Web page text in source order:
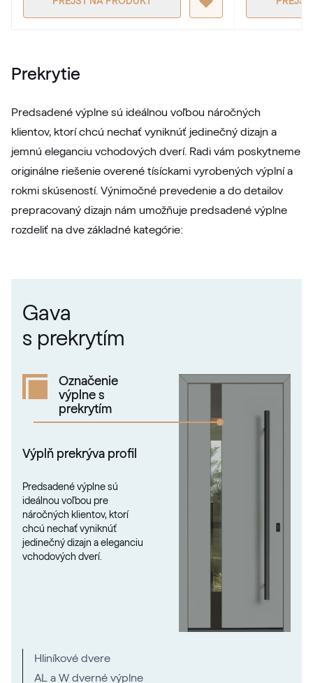
Prekrytie
Predsadené výplne sú ideálnou voľbou náročných
klientov, ktorí chcú nechať vyniknúť jedinečný dizajn a
jemnú eleganciu vchodových dverí. Radi vám poskytneme
originálne riešenie overené tísíckami vyrobených výplní a
rokmi skúseností. Výnimočné prevedenie a do detailov
prepracovaný dizajn nám umožňuje predsadené výplne
rozdeliť na dve základné kategórie:
Gava
s prekrytím
Označenie
výplne s
prekrytím
Výplň prekrýva profil
Predsadené výplne sú
ideálnou voľbou pre
náročných klientov, ktorí
chcú nechať vyniknúť
jedinečný dizajn a eleganciu
vchodových dverí.
Hliníkové dvere
AL a W dverné výplne